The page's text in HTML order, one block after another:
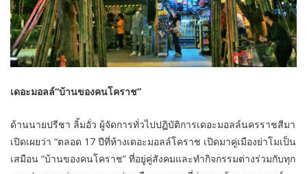
เดอะมอลล์“บ้านของคนโคราช”
ด้านนายปรีชา ลิ้มอั่ว ผู้จัดการทั่วไปปฏิบัติการเดอะมอลล์นครราชสีมา
เปิดเผยว่า “ตลอด 17 ปีที่ห้างเดอะมอลล์โคราช เปิดมาคู่เมืองย่าโมเป็น
เสมือน “บ้านของคนโคราช” ที่อยู่คู่สังคมและทำกิจกรรมต่างร่วมกับทุก